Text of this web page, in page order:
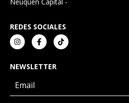
Neuquén Capital -
REDES SOCIALES
NEWSLETTER